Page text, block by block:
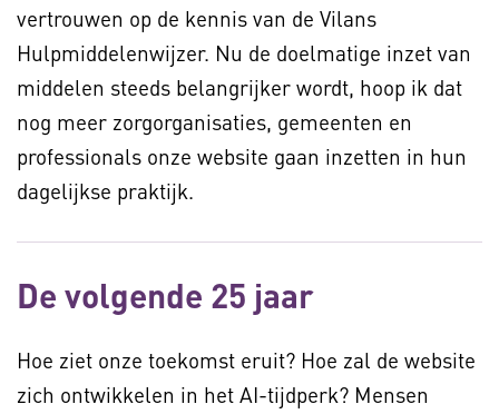
vertrouwen op de kennis van de Vilans
Hulpmiddelenwijzer. Nu de doelmatige inzet van
middelen steeds belangrijker wordt, hoop ik dat
nog meer zorgorganisaties, gemeenten en
professionals onze website gaan inzetten in hun
dagelijkse praktijk.
De volgende 25 jaar
Hoe ziet onze toekomst eruit? Hoe zal de website
zich ontwikkelen in het AI-tijdperk? Mensen